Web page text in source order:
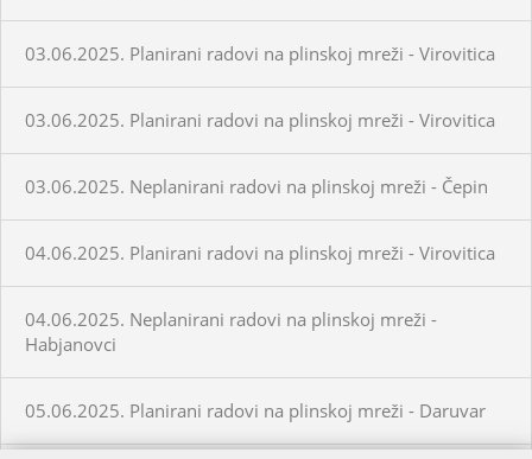
03.06.2025. Planirani radovi na plinskoj mreži - Virovitica
03.06.2025. Planirani radovi na plinskoj mreži - Virovitica
03.06.2025. Neplanirani radovi na plinskoj mreži - Čepin
04.06.2025. Planirani radovi na plinskoj mreži - Virovitica
04.06.2025. Neplanirani radovi na plinskoj mreži -
Habjanovci
05.06.2025. Planirani radovi na plinskoj mreži - Daruvar